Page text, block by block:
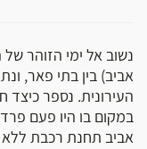
נשוב אל ימי הזוהר
אביב) בין בתי פאר,
העירונית. נספר
במקום בו היו פעם
אביב תחנת רכבת ללא